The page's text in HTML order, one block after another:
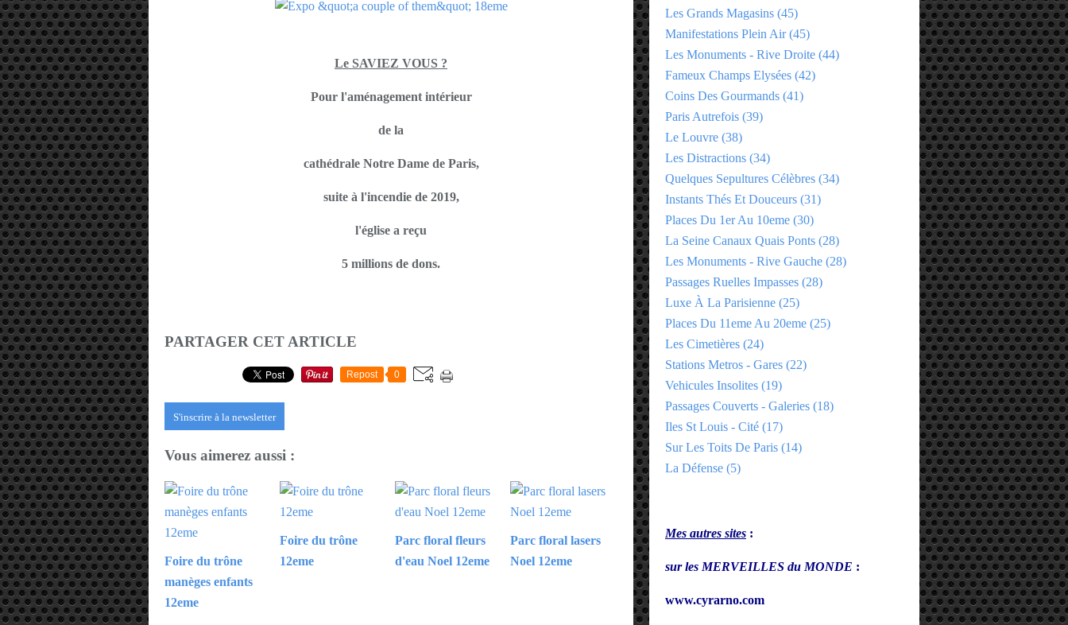
Le SAVIEZ VOUS ?
Pour l'aménagement intérieur
de la
cathédrale Notre Dame de Paris,
suite à l'incendie de 2019,
l'église a reçu
5 millions de dons.
PARTAGER CET ARTICLE
Repost 0
S'inscrire à la newsletter
Vous aimerez aussi :
Foire du trône
manèges enfants
12eme
Foire du trône
12eme
Parc floral fleurs
d'eau Noel 12eme
Parc floral lasers
Noel 12eme
Les Grands Magasins (45)
Manifestations Plein Air(45)
Les Monuments - Rive Droite (44)
Fameux Champs Elysées (42)
Coins Des Gourmands (41)
Paris Autrefois (39)
Le Louvre (38)
Les Distractions (34)
Quelques Sepultures Célèbres (34)
Instants Thés Et Douceurs (31)
Places Du 1er Au 10eme (30)
La Seine Canaux Quais Ponts (28)
Les Monuments - Rive Gauche (28)
Passages Ruelles Impasses (28)
Luxe À La Parisienne (25)
Places Du 11eme Au 20eme (25)
Les Cimetières (24)
Stations Metros - Gares (22)
Vehicules Insolites (19)
Passages Couverts - Galeries (18)
Iles St Louis - Cité (17)
Sur Les Toits De Paris (14)
La Défense (5)
Mes autres sites :
sur les MERVEILLES du MONDE :
www.cyrarno.com